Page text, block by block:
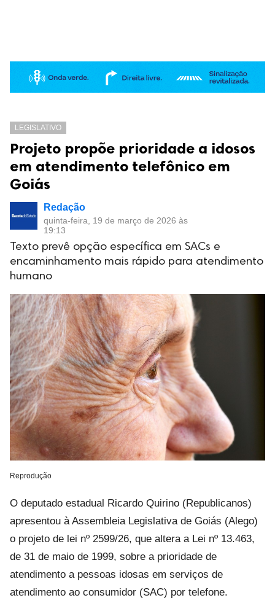
LEGISLATIVO
Projeto propõe prioridade a idosos
em atendimento telefônico em
Goiás
Redação
quinta-feira, 19 de março de 2026 às
19:13
Texto prevê opção específica em SACs e
encaminhamento mais rápido para atendimento
humano
Reprodução
O deputado estadual Ricardo Quirino (Republicanos)
apresentou à Assembleia Legislativa de Goiás (Alego)
o projeto de lei nº 2599/26, que altera a Lei nº 13.463,
de 31 de maio de 1999, sobre a prioridade de
atendimento a pessoas idosas em serviços de
atendimento ao consumidor (SAC) por telefone.